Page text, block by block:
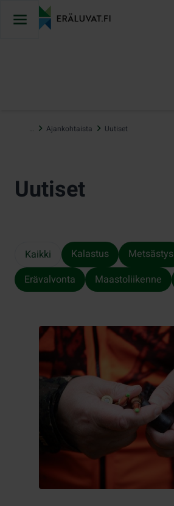
sisältöön
… Ajankohtaista Uutiset
Uutiset
Kaikki Kalastus Metsästys
Erävalvonta
Maastoliikenne